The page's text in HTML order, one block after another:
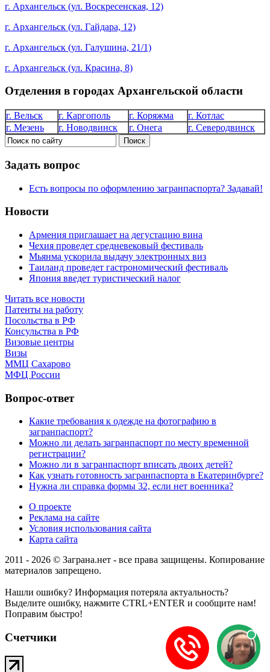
г. Архангельск (ул. Воскресенская, 12)
г. Архангельск (ул. Гайдара, 12)
г. Архангельск (ул. Галушина, 21/1)
г. Архангельск (ул. Красина, 8)
Отделения в городах Архангельской области
г. Вельск г. Каргополь г. Коряжма
г. Котлас
г. Мезень
г. Новодвинск г. Онега г. Северодвинск
Задать вопрос
Есть вопросы по оформлению загранпаспорта? Задавай!
Новости
Армения приглашает на дегустацию вина
Чехия проведет средневековый фестиваль
Мьянма ускорила выдачу электронных виз
Таиланд проведет гастрономический фестиваль
Япония введет туристический налог
Читать все новости
Патенты на работу
Посольства в РФ
Консульства в РФ
Визовые центры
Визы
ММЦ Сахарово
МФЦ России
Вопрос-ответ
Какие требования к одежде на фотографию в
загранпаспорт?
Можно ли делать загранпаспорт по месту временной
регистрации?
Можно ли в загранпаспорт вписать двоих детей?
Как узнать готовность загранпаспорта в Екатеринбурге?
Нужна ли справка формы 32, если нет военника?
О проекте
Реклама на сайте
Условия использования сайта
Карта сайта
2011 - 2026 © Заграна.нет - все права защищены. Копирование
материалов запрещено.
Нашли ошибку? Информация потеряла актуальность?
Выделите ошибку, нажмите CTRL+ENTER и сообщите нам!
Поправим быстро!
Счетчики